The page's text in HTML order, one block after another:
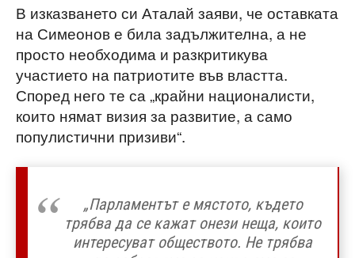
В изказването си Аталай заяви, че оставката
на Симеонов е била задължителна, а не
просто необходима и разкритикува
участието на патриотите във властта.
Според него те са „крайни националисти,
които нямат визия за развитие, а само
популистични призиви“.
„Парламентът е мястото, където
трябва да се кажат онези неща, които
интересуват обществото. Не трябва